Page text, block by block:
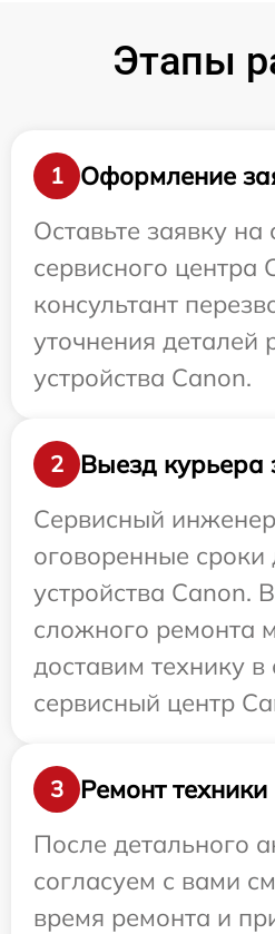
Этапы
1
Оформление
Оставьте заявку на
сервисного центра
консультант
уточнения деталей
устройства Canon.
2
Выезд курьера
Сервисный
оговоренные сроки
устройства Canon.
сложного ремонта
доставим технику в
сервисный центр
3
Ремонт техники
После детального
согласуем с вами
время ремонта и